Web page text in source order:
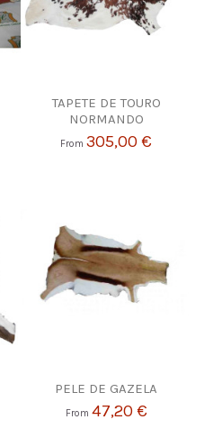
TAPETE DE TOURO
NORMANDO
From305,00 €
PELE DE GAZELA
From 47,20 €